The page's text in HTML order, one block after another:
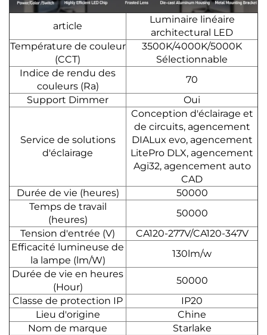
article
Luminaire linéaire
architectural LED
Température de couleur
(CCT)
3500K/4000K/5000K
Sélectionnable
Indice de rendu des
couleurs (Ra)
70
Support Dimmer
Oui
Service de solutions
d'éclairage
Conception d'éclairage et
de circuits, agencement
DIALux evo, agencement
LitePro DLX, agencement
Agi32, agencement auto
CAD
Durée de vie (heures)
50000
Temps de travail
(heures)
50000
Tension d'entrée (V)
CA120-277V/CA120-347V
Efficacité lumineuse de
la lampe (lm/W)
130lm/w
Durée de vie en heures
(Hour)
50000
Classe de protection IP
IP20
Lieu d'origine
Chine
Nom de marque
Starlake